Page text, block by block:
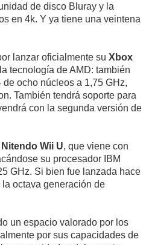
de disco Bluray y la
en 4k. Y ya tiene una veintena
lanzar oficialmente su Xbox
tecnología de AMD: también
ocho núcleos a 1,75 GHz,
También tendrá soporte para
con la segunda versión de
Nitendo Wii U, que viene con
su procesador IBM
GHz. Si bien fue lanzada hace
octava generación de
un espacio valorado por los
por sus capacidades de